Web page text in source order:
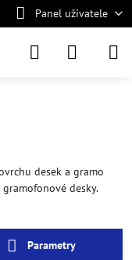
Panel uživatele
desek a gramo
desky.
Parametry